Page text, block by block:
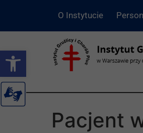
Otwórz pasek narzędzi
O Instytucie
Pacjent